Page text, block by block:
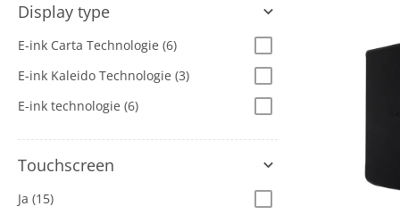
Display type
E-ink Carta Technologie (6)
E-ink Kaleido Technologie (3)
E-ink technologie (6)
Touchscreen
Ja (15)